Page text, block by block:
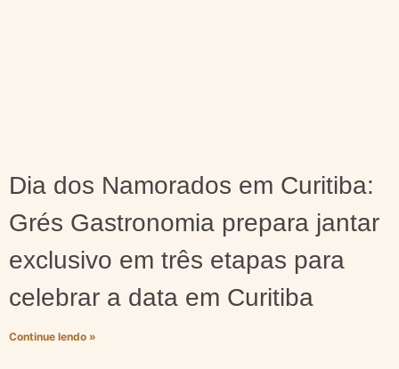
Dia dos Namorados em Curitiba:
Grés Gastronomia prepara jantar
exclusivo em três etapas para
celebrar a data em Curitiba
Continue lendo »